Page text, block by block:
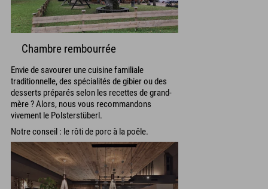
Chambre rembourrée
Envie de savourer une cuisine familiale
traditionnelle, des spécialités de gibier ou des
desserts préparés selon les recettes de grand-
mère ? Alors, nous vous recommandons
vivement le Polsterstüberl.
Notre conseil : le rôti de porc à la poêle.